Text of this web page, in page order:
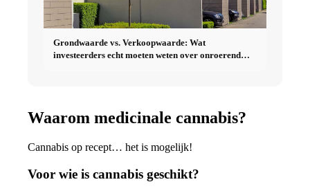
Grondwaarde vs. Verkoopwaarde: Wat
investeerders echt moeten weten over onroerend
Waarom medicinale cannabis?
Cannabis op recept… het is mogelijk!
Voor wie is cannabis geschikt?